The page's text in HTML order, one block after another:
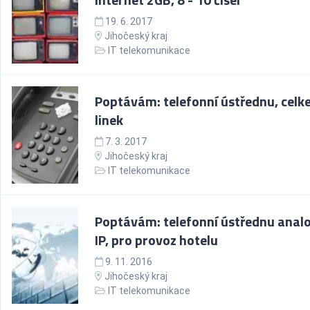
19. 6. 2017
Jihočeský kraj
IT telekomunikace
Poptávám: telefonní ústřednu,
linek
7. 3. 2017
Jihočeský kraj
IT telekomunikace
Poptávám: telefonní ústřednu
IP, pro provoz hotelu
9. 11. 2016
Jihočeský kraj
IT telekomunikace